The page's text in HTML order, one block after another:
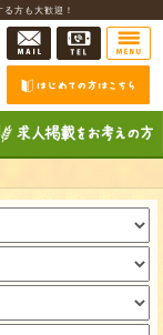
方も大歓迎！